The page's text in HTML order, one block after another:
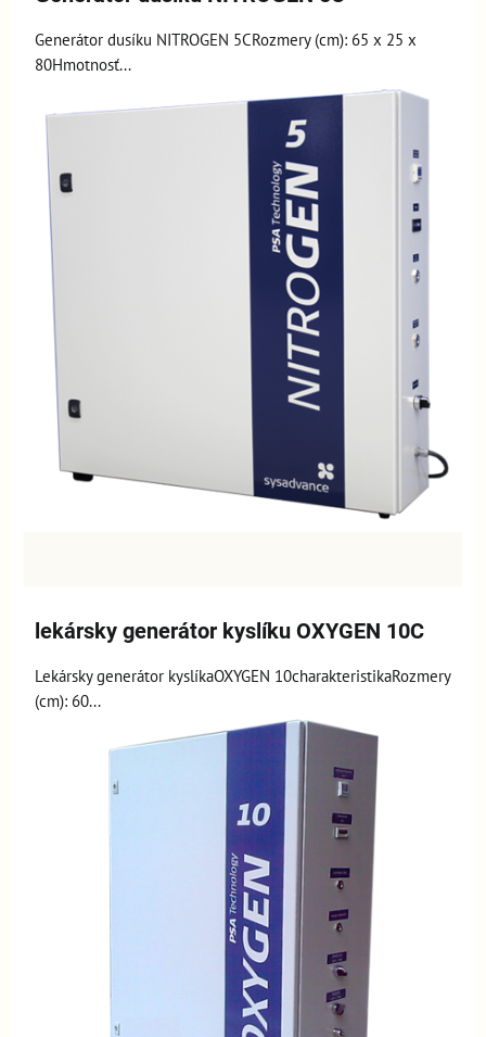
Generátor dusíku NITROGEN 5CRozmery (cm): 65 x 25 x
80Hmotnosť...
lekársky generátor kyslíku OXYGEN 10C
Lekársky generátor kyslíkaOXYGEN 10charakteristikaRozmery
(cm): 60...